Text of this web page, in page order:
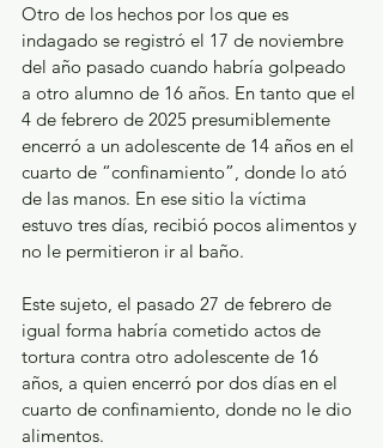
Otro de los hechos por los que es
indagado se registró el 17 de noviembre
del año pasado cuando habría golpeado
a otro alumno de 16 años. En tanto que el
4 de febrero de 2025 presumiblemente
encerró a un adolescente de 14 años en el
cuarto de “confinamiento”, donde lo ató
de las manos. En ese sitio la víctima
estuvo tres días, recibió pocos alimentos y
no le permitieron ir al baño.
Este sujeto, el pasado 27 de febrero de
igual forma habría cometido actos de
tortura contra otro adolescente de 16
años, a quien encerró por dos días en el
cuarto de confinamiento, donde no le dio
alimentos.